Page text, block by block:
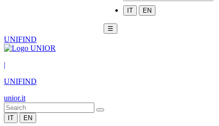
IT EN
☰
UNIFIND
|
UNIFIND
unior.it
IT EN